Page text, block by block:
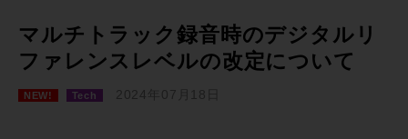
マルチトラック録音時のデジタルリ
ファレンスレベルの改定について
NEW! Tech 2024年07月18日